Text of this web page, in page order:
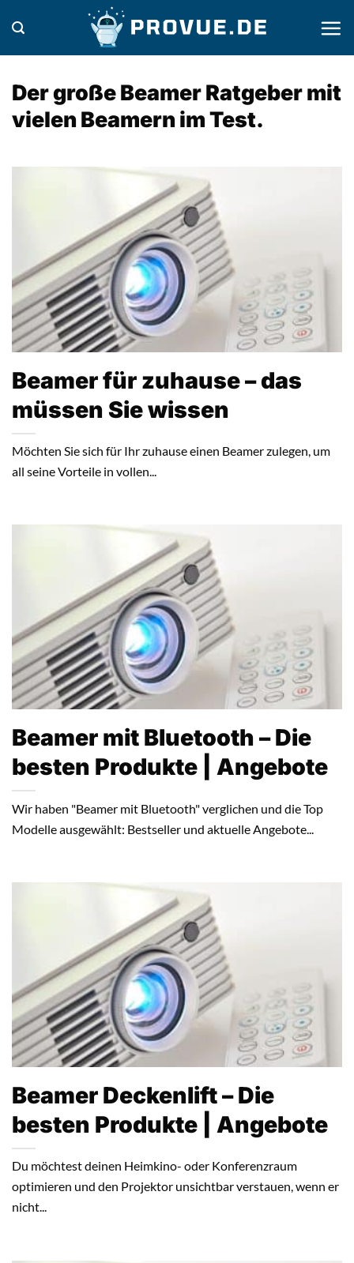
Inhalt
springen
Der große Beamer Ratgeber mit
vielen Beamern im Test.
Beamer für zuhause – das
müssen Sie wissen
Möchten Sie sich für Ihr zuhause einen Beamer zulegen, um
all seine Vorteile in vollen...
Beamer mit Bluetooth – Die
besten Produkte | Angebote
Wir haben "Beamer mit Bluetooth" verglichen und die Top
Modelle ausgewählt: Bestseller und aktuelle Angebote...
Beamer Deckenlift – Die
besten Produkte | Angebote
Du möchtest deinen Heimkino- oder Konferenzraum
optimieren und den Projektor unsichtbar verstauen, wenn er
nicht...